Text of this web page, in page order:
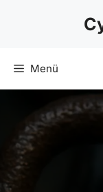
Menü